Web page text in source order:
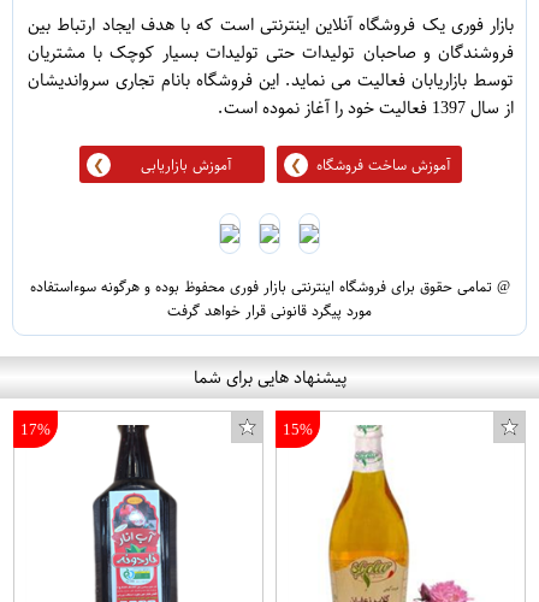
بازار فوری یک فروشگاه آنلاین اینترنتی است که با هدف ایجاد ارتباط بین
فروشندگان و صاحبان تولیدات حتی تولیدات بسیار کوچک با مشتریان
توسط بازاریابان فعالیت می نماید. این فروشگاه بانام تجاری سرواندیشان
از سال 1397 فعالیت خود را آغاز نموده است.
آموزش ساخت فروشگاه آموزش بازاریابی
@ تمامی حقوق برای فروشگاه اینترنتی بازار فوری محفوظ بوده و هرگونه سوءاستفاده
مورد پیگرد قانونی قرار خواهد گرفت
پیشنهاد هایی برای شما
15%
17%